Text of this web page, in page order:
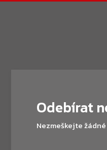
Odebírat
Nezmeškejte